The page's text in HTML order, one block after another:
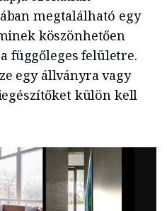
megtalálható egy
köszönhetően
függőleges felületre.
egy állványra vagy
külön kell